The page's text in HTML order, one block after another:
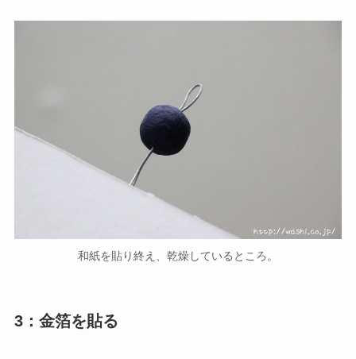
和紙を貼り終え、乾燥しているところ。
3：金箔を貼る